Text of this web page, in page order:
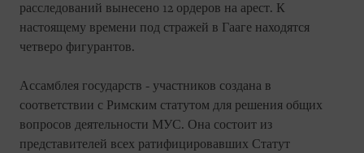
расследований вынесено 12 ордеров на арест. К
настоящему времени под стражей в Гааге находятся
четверо фигурантов.
Ассамблея государств - участников создана в
соответствии с Римским статутом для решения общих
вопросов деятельности МУС. Она состоит из
представителей всех ратифицировавших Статут